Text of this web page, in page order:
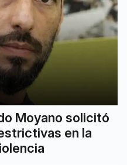
Moyano solicitó
en la